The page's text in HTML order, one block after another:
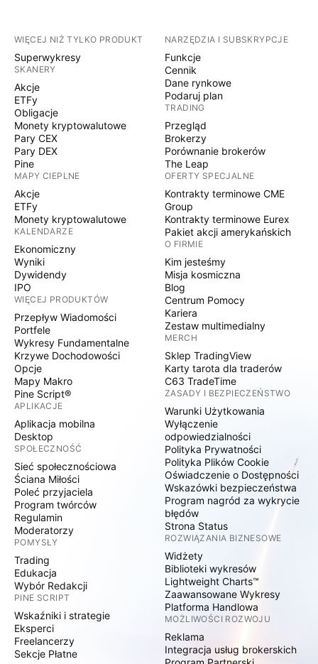
WIĘCEJ NIŻ TYLKO PRODUKT
Superwykresy
SKANERY
Akcje
ETFy
Obligacje
Monety kryptowalutowe
Pary CEX
Pary DEX
Pine
MAPY CIEPLNE
Akcje
ETFy
Monety kryptowalutowe
KALENDARZE
Ekonomiczny
Wyniki
Dywidendy
IPO
WIĘCEJ PRODUKTÓW
Przepływ Wiadomości
Portfele
Wykresy Fundamentalne
Krzywe Dochodowości
Opcje
Mapy Makro
Pine Script®
APLIKACJE
Aplikacja mobilna
Desktop
SPOŁECZNOŚĆ
Sieć społecznościowa
Ściana Miłości
Poleć przyjaciela
Program twórców
Regulamin
Moderatorzy
POMYSŁY
Trading
Edukacja
Wybór Redakcji
PINE SCRIPT
Wskaźniki i strategie
Eksperci
Freelancerzy
Sekcje Płatne
NARZĘDZIA I SUBSKRYPCJE
Funkcje
Cennik
Dane rynkowe
Podaruj plan
TRADING
Przegląd
Brokerzy
Porównanie brokerów
The Leap
OFERTY SPECJALNE
Kontrakty terminowe CME
Group
Kontrakty terminowe Eurex
Pakiet akcji amerykańskich
O FIRMIE
Kim jesteśmy
Misja kosmiczna
Blog
Centrum Pomocy
Kariera
Zestaw multimedialny
MERCH
Sklep TradingView
Karty tarota dla traderów
C63 TradeTime
ZASADY I BEZPIECZEŃSTWO
Warunki Użytkowania
Wyłączenie
odpowiedzialności
Polityka Prywatności
Polityka Plików Cookie
Oświadczenie o Dostępności
Wskazówki bezpieczeństwa
Program nagród za wykrycie
błędów
Strona Status
ROZWIĄZANIA BIZNESOWE
Widżety
Biblioteki wykresów
Lightweight Charts™
Zaawansowane Wykresy
Platforma Handlowa
MOŻLIWOŚCI ROZWOJU
Reklama
Integracja usług brokerskich